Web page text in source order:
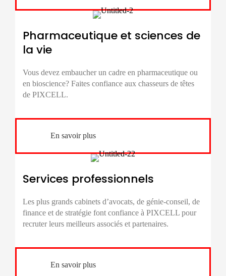
Pharmaceutique et sciences de
la vie
Vous devez embaucher un cadre en pharmaceutique ou
en bioscience? Faites confiance aux chasseurs de têtes
de PIXCELL.
En savoir plus
Services professionnels
Les plus grands cabinets d’avocats, de génie-conseil, de
finance et de stratégie font confiance à PIXCELL pour
recruter leurs meilleurs associés et partenaires.
En savoir plus